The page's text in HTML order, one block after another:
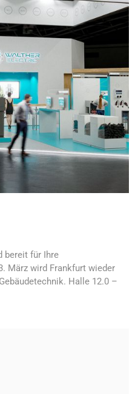
bereit für Ihre
März wird Frankfurt wieder
Halle 12.0 –